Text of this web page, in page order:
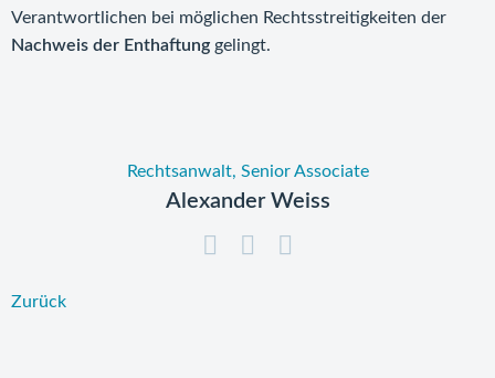
Verantwortlichen bei möglichen Rechtsstreitigkeiten der
Nachweis der Enthaftung gelingt.
Rechtsanwalt, Senior Associate
Alexander Weiss
Zurück